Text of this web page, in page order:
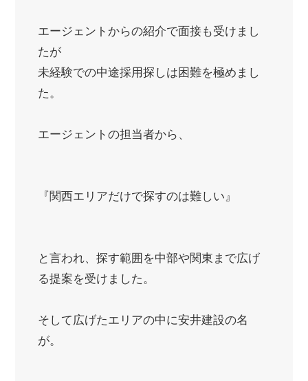
エージェントからの紹介で面接も受けまし
たが
未経験での中途採用探しは困難を極めまし
た。
エージェントの担当者から、
『関西エリアだけで探すのは難しい』
と言われ、探す範囲を中部や関東まで広げ
る提案を受けました。
そして広げたエリアの中に安井建設の名
が。